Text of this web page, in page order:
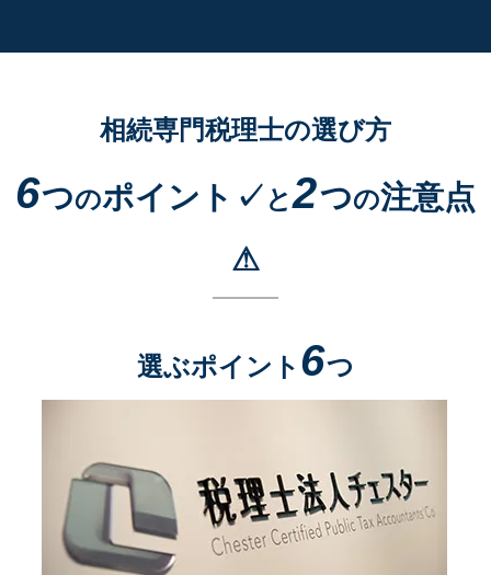
相続専門税理士の選び方
6つのポイント✓ と2つの注意点
⚠
選ぶポイント 6つ